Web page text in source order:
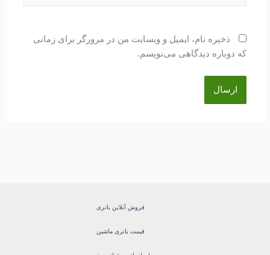
ذخیره نام، ایمیل و وبسایت من در مرورگر برای زمانی
که دوباره دیدگاهی می‌نویسم.
فروش آنلاین باتری
قیمت باتری ماشین